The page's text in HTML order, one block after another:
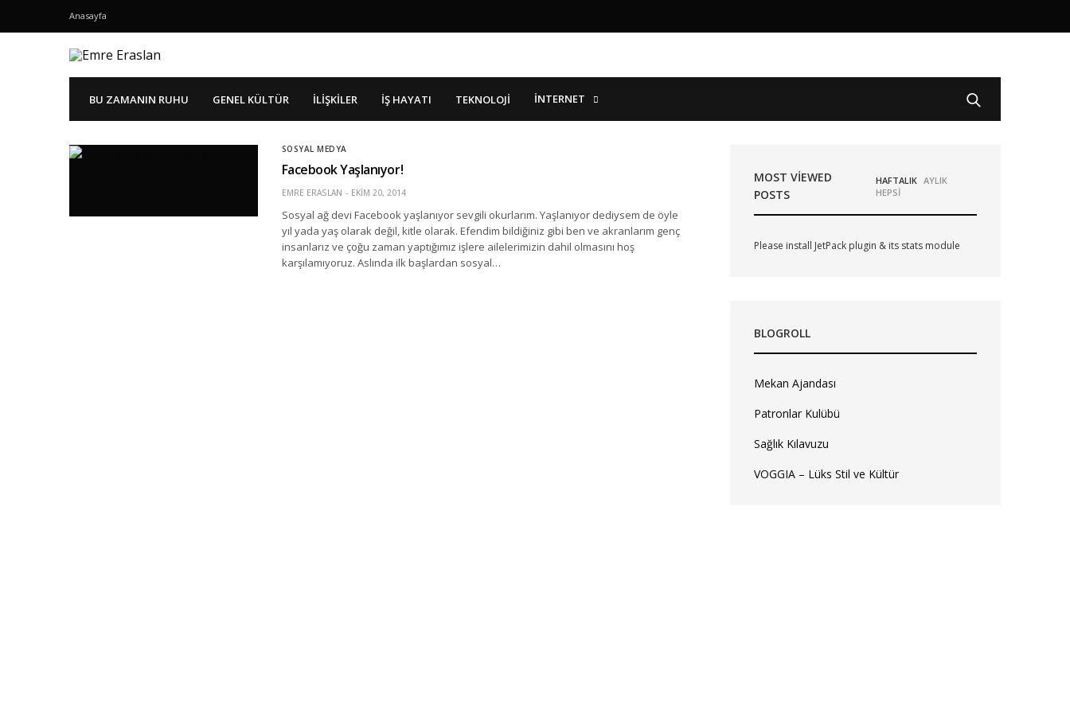
Anasayfa
BU ZAMANIN RUHU GENEL KÜLTÜR İLIŞKILER İŞ HAYATI TEKNOLOJI İNTERNET
SOSYAL MEDYA
Facebook Yaşlanıyor!
EMRE ERASLAN EKIM 20, 2014
Sosyal ağ devi Facebook yaşlanıyor sevgili okurlarım. Yaşlanıyor dediysem de öyle
yıl yada yaş olarak değil, kitle olarak. Efendim bildiğiniz gibi ben ve akranlarım genç
insanlarız ve çoğu zaman yaptığımız işlere ailelerimizin dahil olmasını hoş
karşılamıyoruz. Aslında ilk başlardan sosyal…
MOST VIEWED
POSTS
HAFTALIK AYLIK
HEPSİ
Please install JetPack plugin & its stats module
BLOGROLL
Mekan Ajandası
Patronlar Kulübü
Sağlık Kılavuzu
VOGGIA – Lüks Stil ve Kültür